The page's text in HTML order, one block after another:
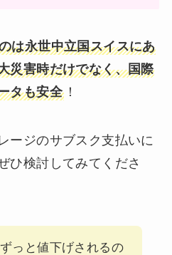
は永世中立国スイスにあ
災害時だけでなく、国際
タも安全！
ージのサブスク支払いに
ひ検討してみてくださ
っと値下げされるの